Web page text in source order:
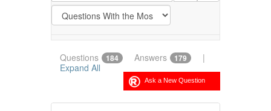
Questions 184 Answers 179
|
Expand All